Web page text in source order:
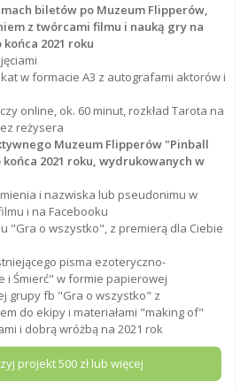
biletów po Muzeum Flipperów,
z twórcami filmu i nauką gry na
2021 roku
w formacie A3 z autografami aktorów i
online, ok. 60 minut, rozkład Tarota na
reżysera
Muzeum Flipperów "Pinball
2021 roku, wydrukowanych w
i nazwiska lub pseudonimu w
i na Facebooku
"Gra o wszystko", z premierą dla Ciebie
pisma ezoteryczno-
i Śmierć" w formie papierowej
grupy fb "Gra o wszystko" z
do ekipy i materiałami "making of"
i dobrą wróżbą na 2021 rok
projekt500zł lub więcej